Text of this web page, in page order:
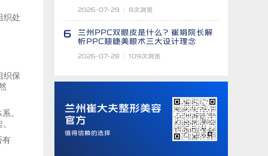
织处
织保
。
有
2026-07-29 8次浏览
6
兰州PPC双眼皮是什么？崔娟院长解
析PPC翘睫美眼术三大设计理念
2026-07-28 109次浏览
兰州崔大夫整形美容
官方
值得信赖的选择